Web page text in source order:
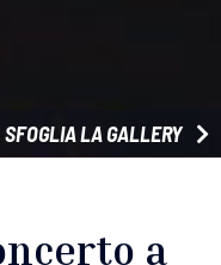
SFOGLIA LA GALLERY
a